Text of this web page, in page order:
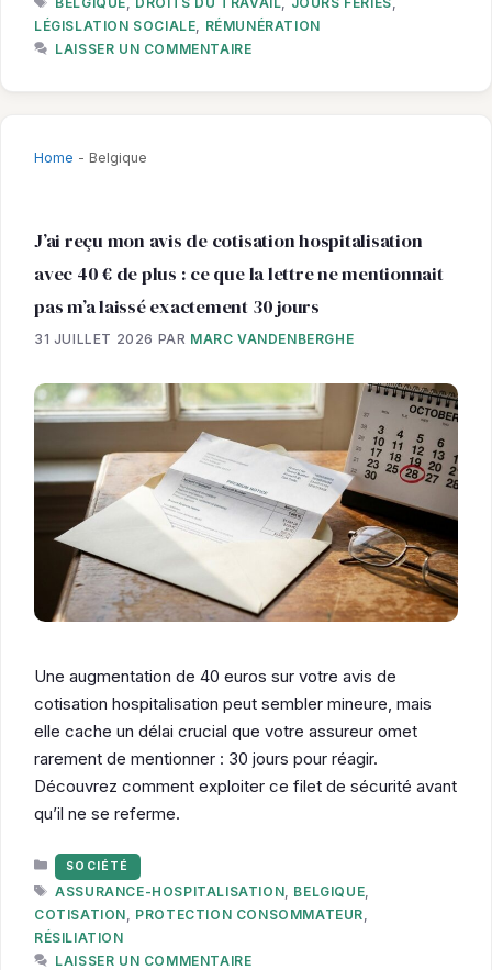
LÉGISLATION SOCIALE
RÉMUNÉRATION
LAISSER UN COMMENTAIRE
Home - Belgique
J’ai reçu mon avis de cotisation hospitalisation
avec 40 € de plus : ce que la lettre ne mentionnait
pas m’a laissé exactement 30 jours
31 JUILLET 2026 PAR MARC VANDENBERGHE
Une augmentation de 40 euros sur votre avis de
cotisation hospitalisation peut sembler mineure, mais
elle cache un délai crucial que votre assureur omet
rarement de mentionner : 30 jours pour réagir.
Découvrez comment exploiter ce filet de sécurité avant
qu’il ne se referme.
CATÉGORIES
SOCIÉTÉ
ÉTIQUETTES
ASSURANCE-HOSPITALISATION BELGIQUE
COTISATION
PROTECTION CONSOMMATEUR
RÉSILIATION
LAISSER UN COMMENTAIRE